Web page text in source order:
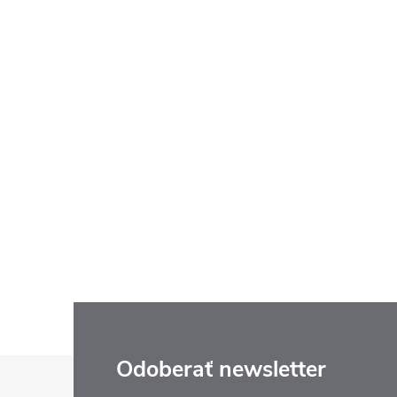
Odoberať newsletter